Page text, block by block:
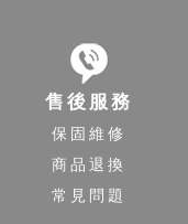
售後服務
保固維修
商品退換
常見問題